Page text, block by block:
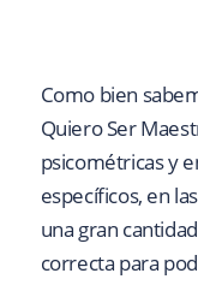
Como bien
Quiero Ser
psicométricas y
específicos, en
una gran
correcta para